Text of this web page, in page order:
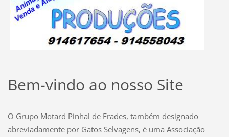
Bem-vindo ao nosso Site
O Grupo Motard Pinhal de Frades, também designado
abreviadamente por Gatos Selvagens, é uma Associação